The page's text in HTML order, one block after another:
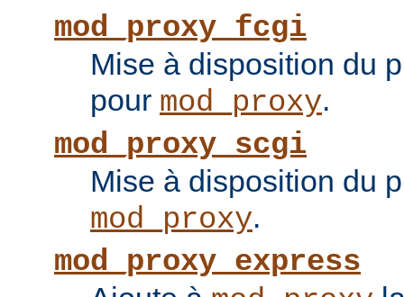
mod_proxy_fcgi
Mise à disposition du
pour mod_proxy.
mod_proxy_scgi
Mise à disposition du
mod_proxy.
mod_proxy_express